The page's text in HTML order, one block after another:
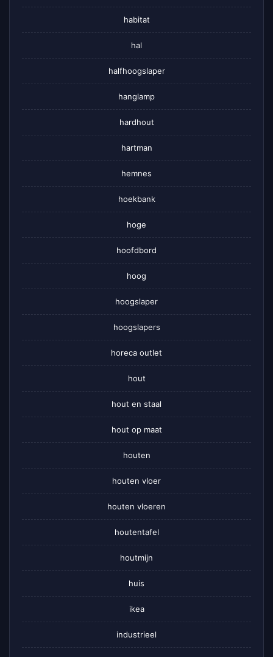
habitat
hal
halfhoogslaper
hanglamp
hardhout
hartman
hemnes
hoekbank
hoge
hoofdbord
hoog
hoogslaper
hoogslapers
horeca outlet
hout
hout en staal
hout op maat
houten
houten vloer
houten vloeren
houtentafel
houtmijn
huis
ikea
industrieel